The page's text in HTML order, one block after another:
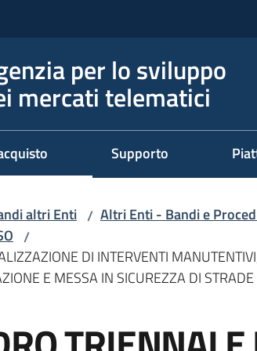
per lo sviluppo
mercati telematici
Supporto
altri Enti / Altri Enti - Bandi e
/
DI INTERVENTI
E MESSA IN SICUREZZA DI